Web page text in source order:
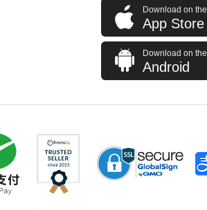
Download on the
App Store
Download on the
Android